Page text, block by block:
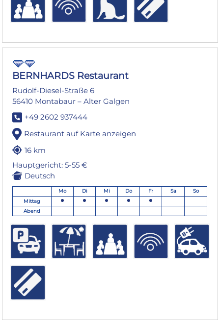
BERNHARDS Restaurant
Rudolf-Diesel-Straße 6
56410 Montabaur – Alter Galgen
+49 2602 937444
Restaurant auf Karte anzeigen
16 km
Hauptgericht: 5-55 €
Deutsch
Mo Di Mi Do Fr Sa
So
Mittag
Abend